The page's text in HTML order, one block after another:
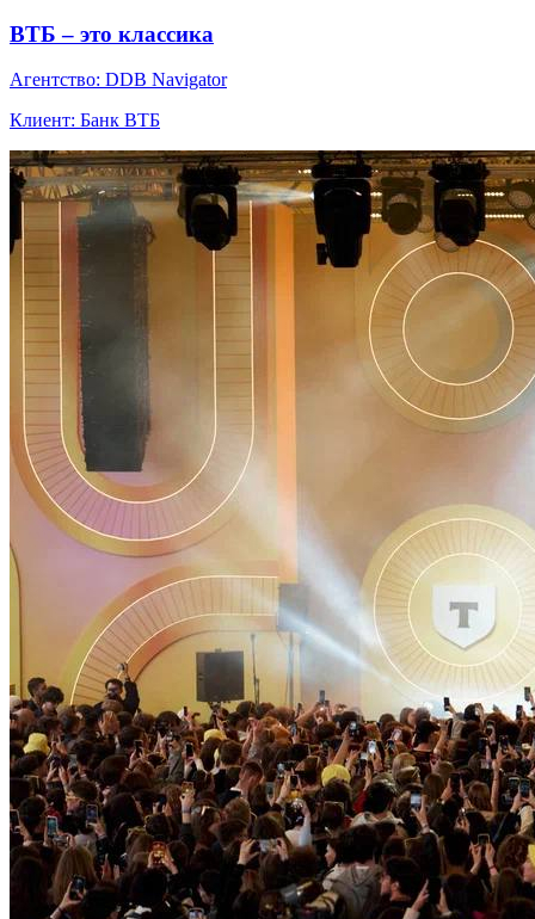
ВТБ – это классика
Агентство: DDB Navigator
Клиент: Банк ВТБ